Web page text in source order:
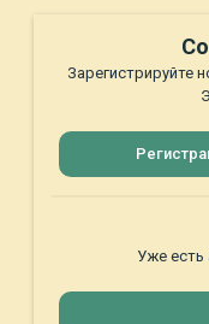
Зарегистрируйте
Уже есть